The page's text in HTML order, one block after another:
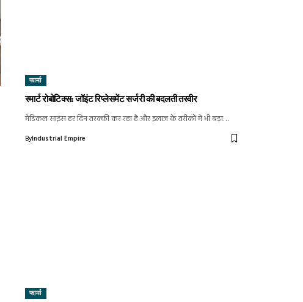
फार्मा
स्मार्ट रोबोटिक्स: जॉइंट रिप्लेसमेंट सर्जरी की बदलती तस्वीर
मेडिकल साइंस हर दिन तरक्की कर रहा है और इलाज के तरीकों में भी बड़ा…
ByIndustrial Empire
फार्मा